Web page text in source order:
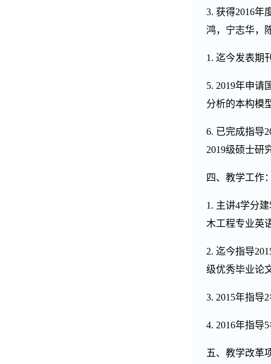
3. 获得2016年
鸿，宁志华，
1. 迄今发表期
5. 2019年申请
分析的本构模
6. 已完成指导
2019级硕士研
四、教学工作
1. 主讲4学分
木工程专业英
2. 迄今指导
级优秀毕业论
3. 2015年指导2
4. 2016年指导5
五、教学改革